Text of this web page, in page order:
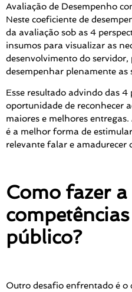
Avaliação de Desempenho
Neste coeficiente de
da avaliação sob as 4
insumos para visualizar as
desenvolvimento do servidor,
desempenhar plenamente as
Esse resultado advindo das
oportunidade de reconhecer
maiores e melhores
é a melhor forma de
relevante falar e amadurecer
Como fazer
público?
Outro desafio enfrentado é o